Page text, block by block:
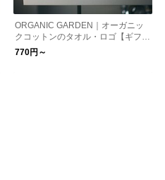
ORGANIC GARDEN｜オーガニッ
クコットンのタオル・ロゴ【ギフ
ト】
770円～